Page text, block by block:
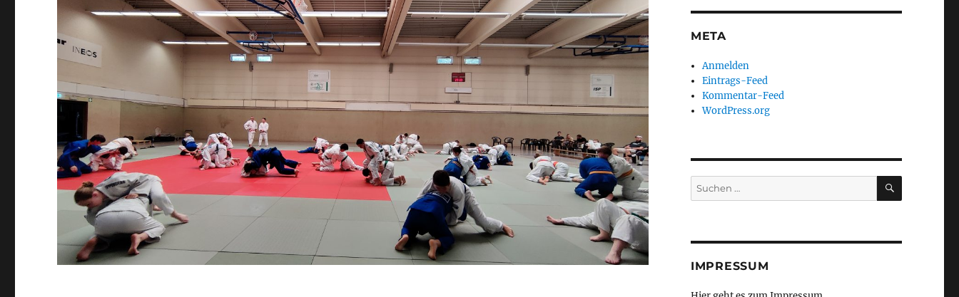
META
Anmelden
Eintrags-Feed
Kommentar-Feed
WordPress.org
Suchen
nach:
SUCHEN
IMPRESSUM